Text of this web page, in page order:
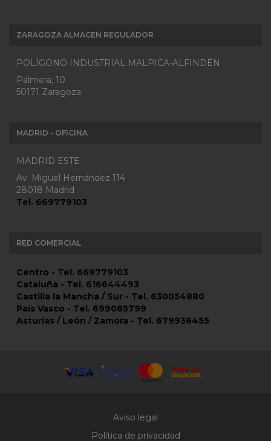
ZARAGOZA ALMACEN REGULADOR
POLÍGONO INDUSTRIAL MALPICA-ALFINDÉN
Palmera, 10
50171 Zaragoza
MADRID - OFICINA
MADRID ESTE
Av. Miguel Hernández 114
28018 Madrid
Tel. 669779103
RED COMERCIAL
Centro - Tel. 669779103
Cataluña - Tel. 616644493
Castilla la Mancha / Sur - Tel. 630054880
País Vasco - Tel. 699085799
Asturias / León / Zamora - Tel. 679936455
Aviso legal
Política de privacidad